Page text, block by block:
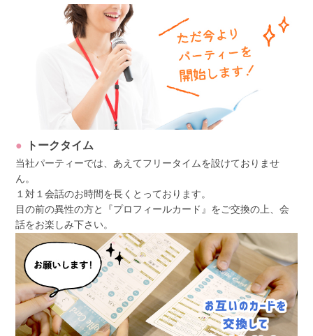
トークタイム
当社パーティーでは、あえてフリータイムを設けておりませ
ん。
１対１会話のお時間を長くとっております。
目の前の異性の方と『プロフィールカード』をご交換の上、会
話をお楽しみ下さい。